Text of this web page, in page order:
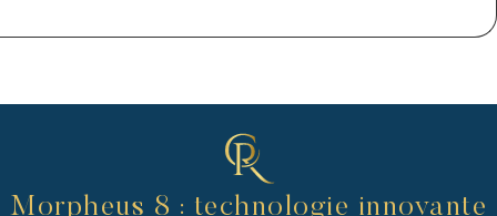
Morpheus 8 : technologie innovante